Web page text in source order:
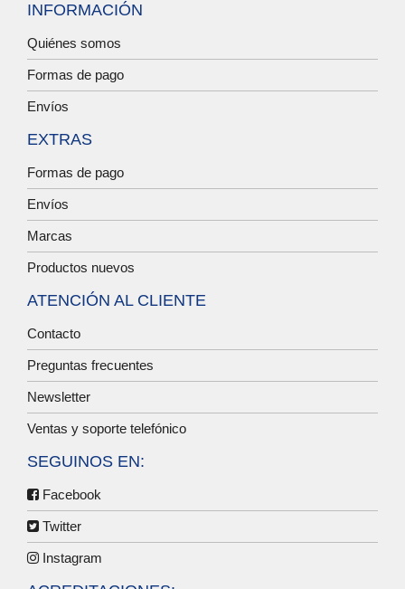
INFORMACIÓN
Quiénes somos
Formas de pago
Envíos
EXTRAS
Formas de pago
Envíos
Marcas
Productos nuevos
ATENCIÓN AL CLIENTE
Contacto
Preguntas frecuentes
Newsletter
Ventas y soporte telefónico
SEGUINOS EN:
Facebook
Twitter
Instagram